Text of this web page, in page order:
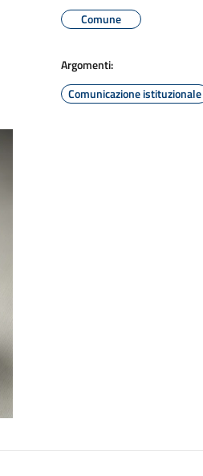
Comune
Argomenti:
Comunicazione istituzionale